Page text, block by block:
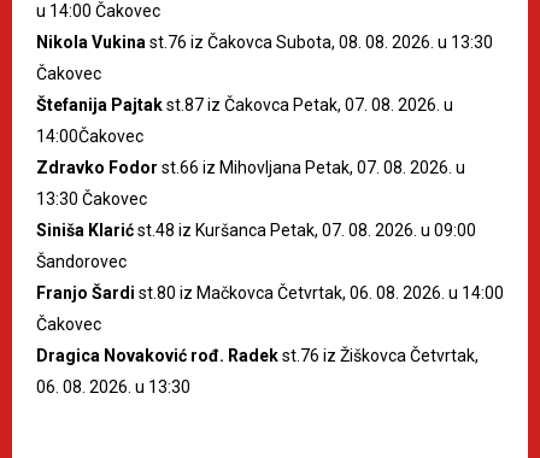
u 14:00 Čakovec
Nikola Vukina st.76 iz Čakovca Subota, 08. 08. 2026. u 13:30
Čakovec
Štefanija Pajtakst.87 iz Čakovca Petak, 07. 08. 2026. u
14:00Čakovec
Zdravko Fodor st.66 iz Mihovljana Petak, 07. 08. 2026. u
13:30 Čakovec
Siniša Klarićst.48 iz Kuršanca Petak, 07. 08. 2026. u 09:00
Šandorovec
Franjo Šardi st.80 iz Mačkovca Četvrtak, 06. 08. 2026. u 14:00
Čakovec
Dragica Novaković rođ. Radekst.76 iz Žiškovca Četvrtak,
06. 08. 2026. u 13:30